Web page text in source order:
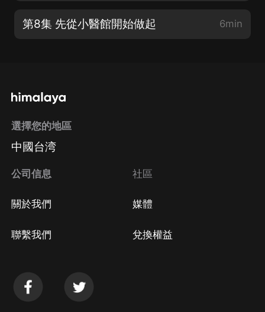
第8集 先從小醫館開始做起 6min
選擇您的地區
中國台湾
公司信息
關於我們
聯繫我們
社區
媒體
兌換權益